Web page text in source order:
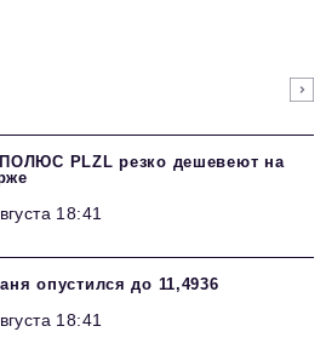
PLZL резко дешевеют на
18:41
опустился до 11,4936
18:41